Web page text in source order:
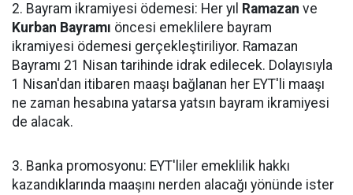
2. Bayram ikramiyesi ödemesi: Her yıl Ramazan ve
Kurban Bayramı öncesi emeklilere bayram
ikramiyesi ödemesi gerçekleştiriliyor. Ramazan
Bayramı 21 Nisan tarihinde idrak edilecek. Dolayısıyla
1 Nisan'dan itibaren maaşı bağlanan her EYT'li maaşı
ne zaman hesabına yatarsa yatsın bayram ikramiyesi
de alacak.
3. Banka promosyonu: EYT'liler emeklilik hakkı
kazandıklarında maaşını nerden alacağı yönünde ister